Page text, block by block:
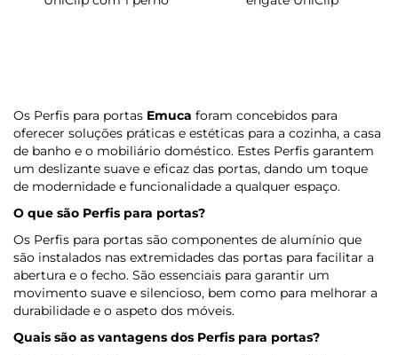
Os Perfis para portas Emuca foram concebidos para
oferecer soluções práticas e estéticas para a cozinha, a casa
de banho e o mobiliário doméstico. Estes Perfis garantem
um deslizante suave e eficaz das portas, dando um toque
de modernidade e funcionalidade a qualquer espaço.
O que são Perfis para portas?
Os Perfis para portas são componentes de alumínio que
são instalados nas extremidades das portas para facilitar a
abertura e o fecho. São essenciais para garantir um
movimento suave e silencioso, bem como para melhorar a
durabilidade e o aspeto dos móveis.
Quais são as vantagens dos Perfis para portas?